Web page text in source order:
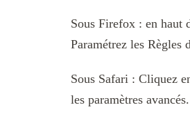
Sous Firefox : en haut
Paramétrez les Règles
Sous Safari : Cliquez
les paramètres